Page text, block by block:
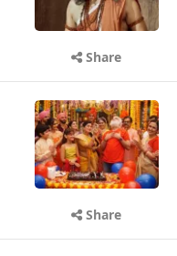
Share
Share